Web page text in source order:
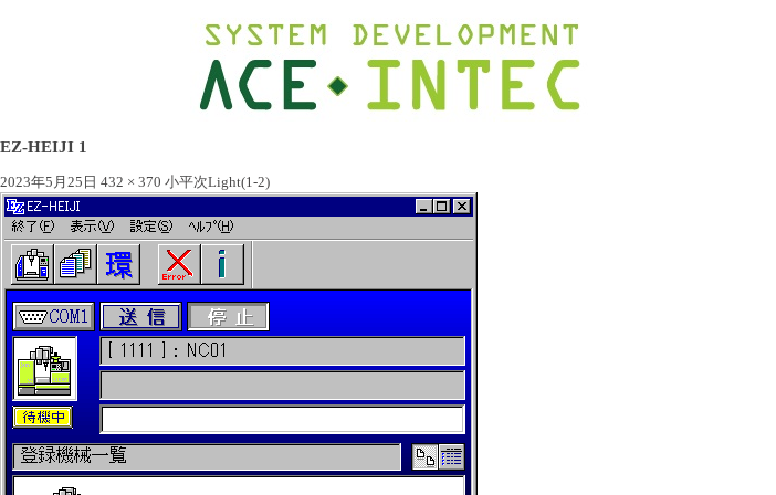
EZ-HEIJI 1
2023年5月25日 432 × 370 小平次Light(1-2)